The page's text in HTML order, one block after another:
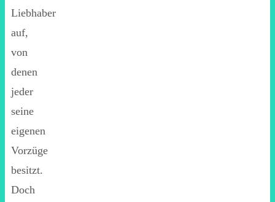
Liebhaber
auf,
von
denen
jeder
seine
eigenen
Vorzüge
besitzt.
Doch